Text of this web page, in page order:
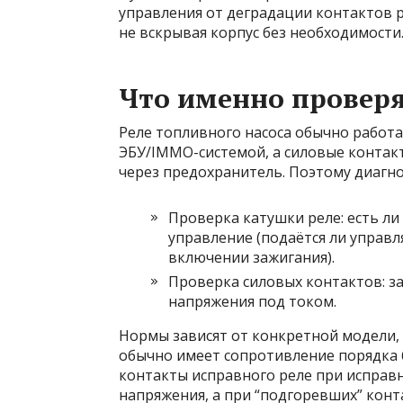
управления от деградации контактов
не вскрывая корпус без необходимости.
Что именно
Реле топливного насоса обычно
ЭБУ/IMMO-системой, а силовые
через предохранитель. Поэтому
Проверка катушки реле: есть
управление (подаётся ли
включении зажигания).
Проверка силовых контактов:
напряжения под током.
Нормы зависят от конкретной
обычно имеет сопротивление
контакты исправного реле при
напряжения, а при “подгоревших”